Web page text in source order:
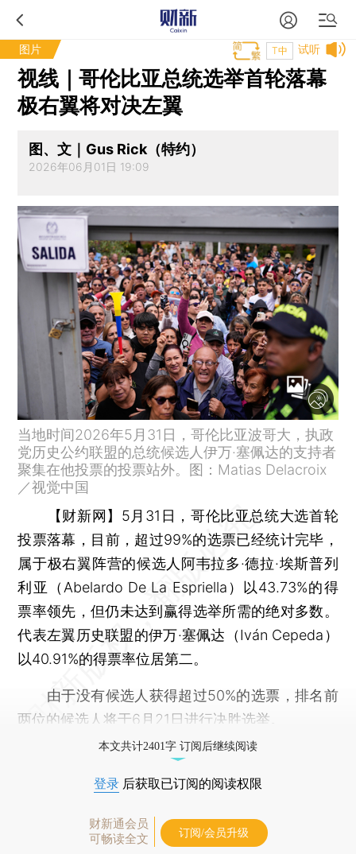
图片 试听
T中
视线｜哥伦比亚总统选举首轮落幕
极右翼将对决左翼
图、文｜Gus Rick（特约）
2026年06月01日 19:09
当地时间2026年5月31日，哥伦比亚波哥大，执政
党历史公约联盟的总统候选人伊万·塞佩达的支持者
聚集在他投票的投票站外。图：Matias Delacroix
／视觉中国
【财新网】 5月31日，哥伦比亚总统大选首轮
投票落幕，目前，超过99%的选票已经统计完毕，
属于极右翼阵营的候选人阿韦拉多·德拉·埃斯普列
利亚（Abelardo De La Espriella）以43.73%的得
票率领先，但仍未达到赢得选举所需的绝对多数。
代表左翼历史联盟的伊万·塞佩达（Iván Cepeda）
以40.91%的得票率位居第二。
由于没有候选人获得超过50%的选票，排名前
两位的候选人将于6月21日进行决胜选举。
本文共计2401字 订阅后继续阅读
登录 后获取已订阅的阅读权限
财新通会员
可畅读全文
订阅/会员升级